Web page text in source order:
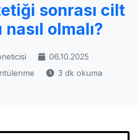
sonrası cilt
nasıl olmalı?
06.10.2025
3 dk okuma